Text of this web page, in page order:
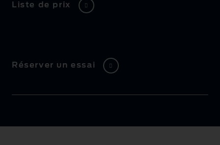
Liste de prix
Réserver un essai